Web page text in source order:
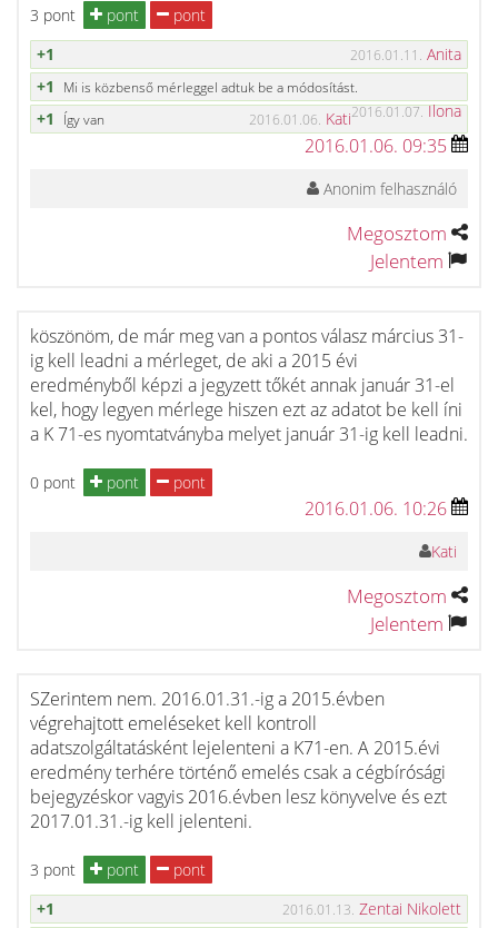
3 pont pont
pont
+1
2016.01.11. Anita
+1
Mi is közbenső mérleggel adtuk be a módosítást.
2016.01.07. Ilona
+1 Így van 2016.01.06. Kati
2016.01.06. 09:35
Anonim felhasználó
Megosztom
Jelentem
köszönöm, de már meg van a pontos válasz március 31-
ig kell leadni a mérleget, de aki a 2015 évi
eredményből képzi a jegyzett tőkét annak január 31-el
kel, hogy legyen mérlege hiszen ezt az adatot be kell íni
a K 71-es nyomtatványba melyet január 31-ig kell leadni.
0 pont pont pont
2016.01.06. 10:26
Kati
Megosztom
Jelentem
SZerintem nem. 2016.01.31.-ig a 2015.évben
végrehajtott emeléseket kell kontroll
adatszolgáltatásként lejelenteni a K71-en. A 2015.évi
eredmény terhére történő emelés csak a cégbírósági
bejegyzéskor vagyis 2016.évben lesz könyvelve és ezt
2017.01.31.-ig kell jelenteni.
3 pont pont
pont
+1
2016.01.13. Zentai Nikolett